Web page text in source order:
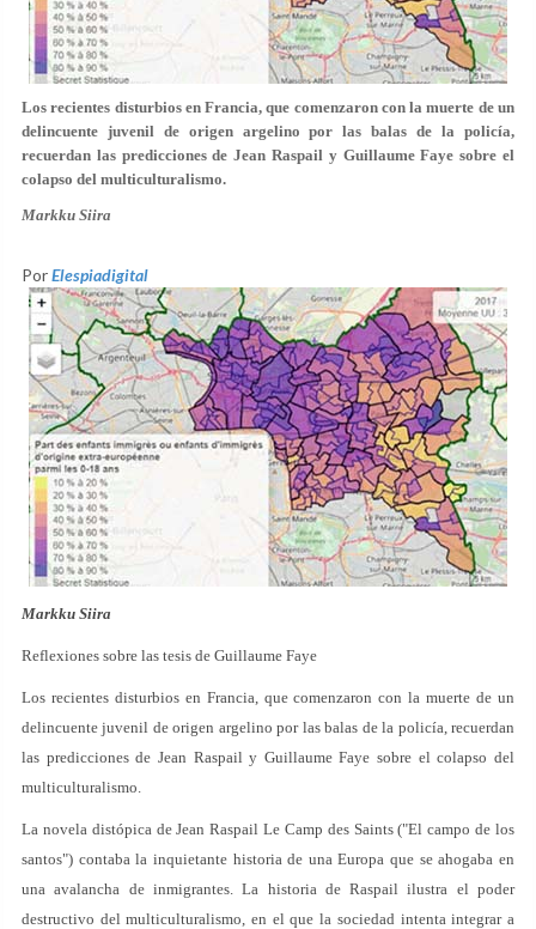
Los recientes disturbios en Francia, que comenzaron con la muerte de un
delincuente juvenil de origen argelino por las balas de la policía,
recuerdan las predicciones de Jean Raspail y Guillaume Faye sobre el
colapso del multiculturalismo.
Markku Siira
PorElespiadigital
Markku Siira
Reflexiones sobre las tesis de Guillaume Faye
Los recientes disturbios en Francia, que comenzaron con la muerte de un
delincuente juvenil de origen argelino por las balas de la policía, recuerdan
las predicciones de Jean Raspail y Guillaume Faye sobre el colapso del
multiculturalismo.
La novela distópica de Jean Raspail Le Camp des Saints ("El campo de los
santos") contaba la inquietante historia de una Europa que se ahogaba en
una avalancha de inmigrantes. La historia de Raspail ilustra el poder
destructivo del multiculturalismo, en el que la sociedad intenta integrar a